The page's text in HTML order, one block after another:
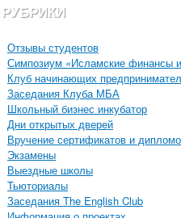
РУБРИКИ
Отзывы студентов
Симпозиум «Исламские финансы
Клуб начинающих
Заседания Клуба МБА
Школьный бизнес инкубатор
Дни открытых дверей
Вручение сертификатов и
Экзамены
Выездные школы
Тьюториалы
Заседания The English Club